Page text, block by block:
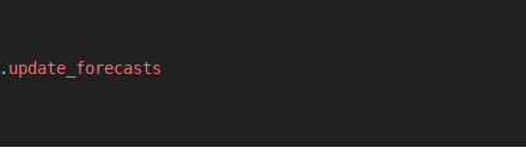
. update_forecasts